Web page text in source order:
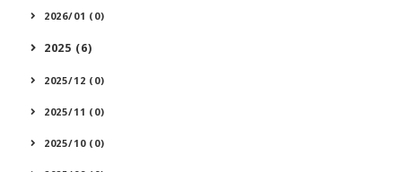
2026/01 (0)
2025 (6)
2025/12 (0)
2025/11 (0)
2025/10 (0)